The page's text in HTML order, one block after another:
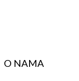
O NAMA